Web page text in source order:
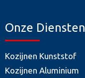
Onze Diensten
Kozijnen Kunststof
Kozijnen Aluminium